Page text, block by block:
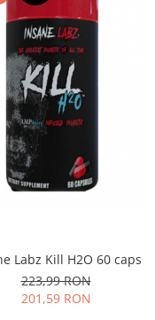
Labz Kill H2O 60 caps
223,99 RON
201,59 RON